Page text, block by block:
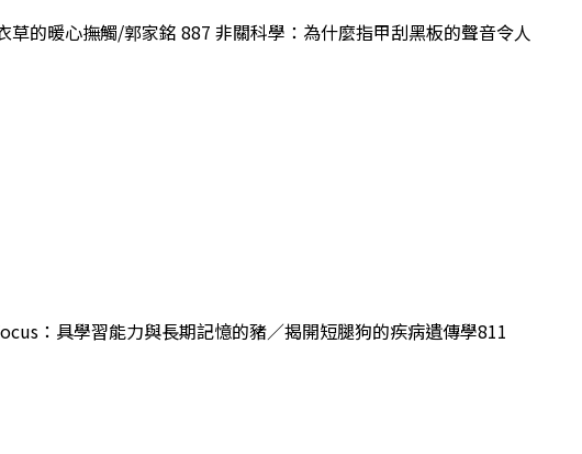
的暖心撫觸/郭家銘 887 非關科學：為什麼指甲刮黑板的聲音令人
：具學習能力與長期記憶的豬／揭開短腿狗的疾病遺傳學811